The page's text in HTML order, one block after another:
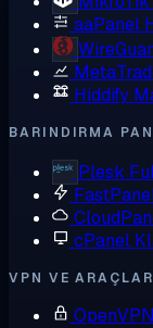
aaPanel
Hiddify
BARINDIRMA
Plesk
cPanel
VPN VE ARAÇLAR